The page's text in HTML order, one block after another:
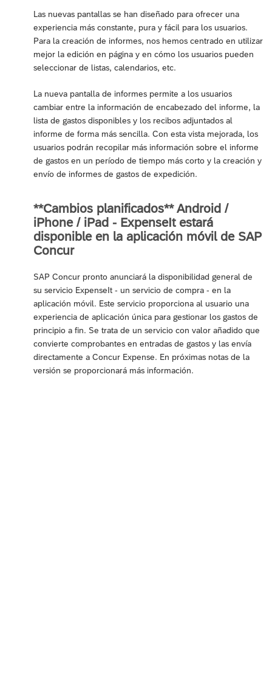
Las nuevas pantallas se han diseñado para ofrecer una
experiencia más constante, pura y fácil para los usuarios.
Para la creación de informes, nos hemos centrado en utilizar
mejor la edición en página y en cómo los usuarios pueden
seleccionar de listas, calendarios, etc.
La nueva pantalla de informes permite a los usuarios
cambiar entre la información de encabezado del informe, la
lista de gastos disponibles y los recibos adjuntados al
informe de forma más sencilla. Con esta vista mejorada, los
usuarios podrán recopilar más información sobre el informe
de gastos en un período de tiempo más corto y la creación y
envío de informes de gastos de expedición.
**Cambios planificados** Android /
iPhone / iPad - ExpenseIt estará
disponible en la aplicación móvil de SAP
Concur
SAP Concur pronto anunciará la disponibilidad general de
su servicio ExpenseIt - un servicio de compra - en la
aplicación móvil. Este servicio proporciona al usuario una
experiencia de aplicación única para gestionar los gastos de
principio a fin. Se trata de un servicio con valor añadido que
convierte comprobantes en entradas de gastos y las envía
directamente a Concur Expense. En próximas notas de la
versión se proporcionará más información.